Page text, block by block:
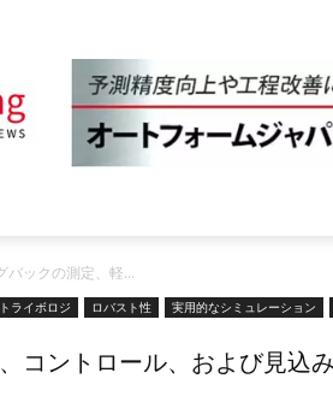
バックの測定、軽...
トライボロジ ロバスト性 実用的なシミュレーション
コントロール、および見込